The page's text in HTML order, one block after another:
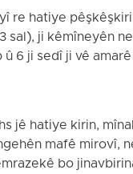
re hatiye
sal), ji kêmîneyên
6 ji sedî ji vê
jê hatiye kirin,
mafê mirovî,
bo